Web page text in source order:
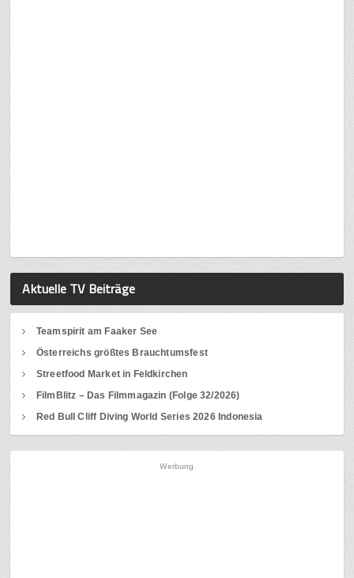
Aktuelle TV Beiträge
Teamspirit am Faaker See
Österreichs größtes Brauchtumsfest
Streetfood Market in Feldkirchen
FilmBlitz – Das Filmmagazin (Folge 32/2026)
Red Bull Cliff Diving World Series 2026 Indonesia
Werbung